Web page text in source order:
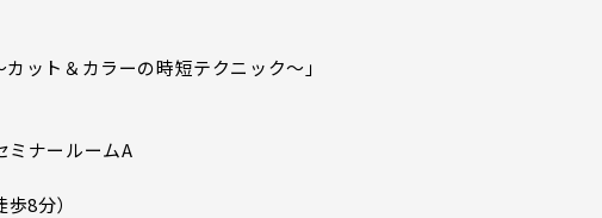
ット＆カラーの時短テクニック～」
ミナールームA
8分）